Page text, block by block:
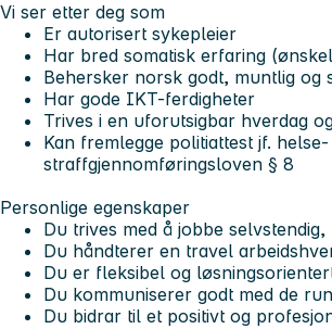
Vi ser etter deg som
Er autorisert sykepleier
Har bred somatisk erfaring
Behersker norsk godt, muntlig og
Har gode IKT-ferdigheter
Trives i en uforutsigbar hverdag
Kan fremlegge politiattest jf.
straffgjennomføringsloven § 8
Personlige egenskaper
Du trives med å jobbe selvstendig,
Du håndterer en travel
Du er fleksibel og
Du kommuniserer godt med de
Du bidrar til et positivt og